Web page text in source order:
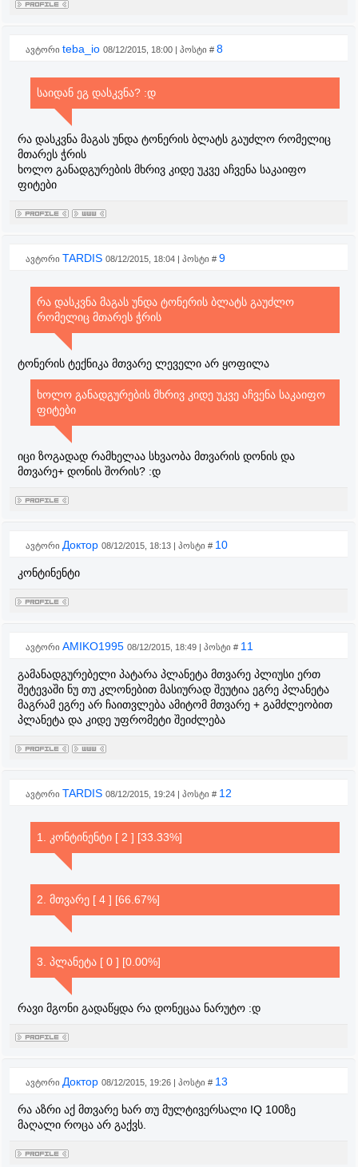
ავტორი teba_io 08/12/2015, 18:00 | პოსტი # 8
საიდან ეგ დასკვნა? :დ
რა დასკვნა მაგას უნდა ტონერის ბლატს გაუძლო რომელიც
მთარეს ჭრის
ხოლო განადგურების მხრივ კიდე უკვე აჩვენა საკაიფო
ფიტები
ავტორი TARDIS 08/12/2015, 18:04 | პოსტი # 9
რა დასკვნა მაგას უნდა ტონერის ბლატს გაუძლო
რომელიც მთარეს ჭრის
ტონერის ტექნიკა მთვარე ლეველი არ ყოფილა
ხოლო განადგურების მხრივ კიდე უკვე აჩვენა საკაიფო
ფიტები
იცი ზოგადად რამხელაა სხვაობა მთვარის დონის და
მთვარე+ დონის შორის? :დ
ავტორი Доктор 08/12/2015, 18:13 | პოსტი # 10
კონტინენტი
ავტორი AMIKO1995 08/12/2015, 18:49 | პოსტი # 11
გამანადგურებელი პატარა პლანეტა მთვარე პლიუსი ერთ
შეტევაში ნუ თუ კლონებით მასიურად შეუტია ეგრე პლანეტა
მაგრამ ეგრე არ ჩაითვლება ამიტომ მთვარე + გამძლეობით
პლანეტა და კიდე უფრომეტი შეიძლება
ავტორი TARDIS 08/12/2015, 19:24 | პოსტი # 12
1. კონტინენტი [ 2 ] [33.33%]
2. მთვარე [ 4 ] [66.67%]
3. პლანეტა [ 0 ] [0.00%]
რავი მგონი გადაწყდა რა დონეცაა ნარუტო :დ
ავტორი Доктор 08/12/2015, 19:26 | პოსტი # 13
რა აზრი აქ მთვარე ხარ თუ მულტივერსალი IQ 100ზე
მაღალი როცა არ გაქვს.